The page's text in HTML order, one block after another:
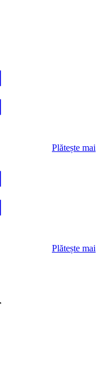
Plătește mai
Plătește mai